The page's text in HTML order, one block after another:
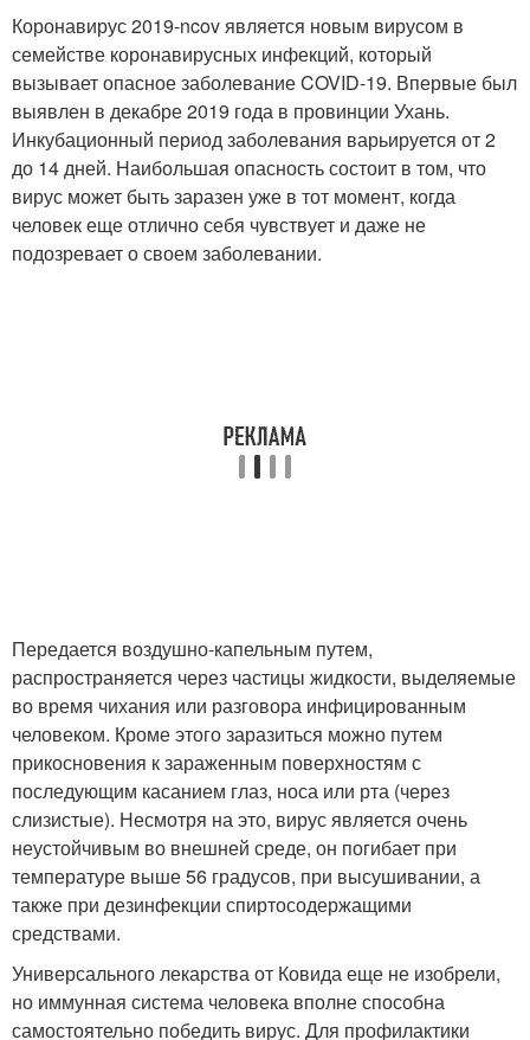
Коронавирус 2019-ncov является новым вирусом в
семействе коронавирусных инфекций, который
вызывает опасное заболевание COVID-19. Впервые был
выявлен в декабре 2019 года в провинции Ухань.
Инкубационный период заболевания варьируется от 2
до 14 дней. Наибольшая опасность состоит в том, что
вирус может быть заразен уже в тот момент, когда
человек еще отлично себя чувствует и даже не
подозревает о своем заболевании.
Передается воздушно-капельным путем,
распространяется через частицы жидкости, выделяемые
во время чихания или разговора инфицированным
человеком. Кроме этого заразиться можно путем
прикосновения к зараженным поверхностям с
последующим касанием глаз, носа или рта (через
слизистые). Несмотря на это, вирус является очень
неустойчивым во внешней среде, он погибает при
температуре выше 56 градусов, при высушивании, а
также при дезинфекции спиртосодержащими
средствами.
Универсального лекарства от Ковида еще не изобрели,
но иммунная система человека вполне способна
самостоятельно победить вирус. Для профилактики